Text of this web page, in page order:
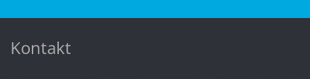
Kontakt